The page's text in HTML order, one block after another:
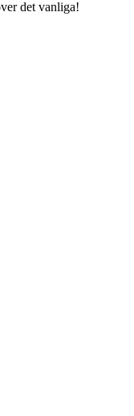
det vanliga!